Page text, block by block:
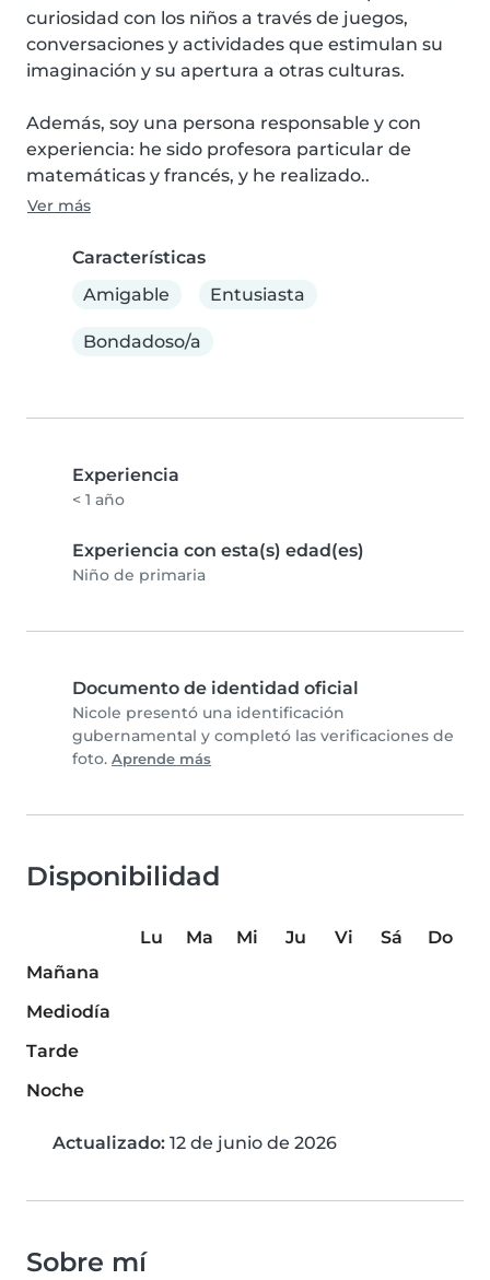
curiosidad con los niños a través de juegos,
conversaciones y actividades que estimulan su
imaginación y su apertura a otras culturas.
Además, soy una persona responsable y con
experiencia: he sido profesora particular de
matemáticas y francés, y he realizado..
Ver más
Características
Amigable
Entusiasta
Bondadoso/a
Experiencia
< 1 año
Experiencia con esta(s) edad(es)
Niño de primaria
Documento de identidad oficial
Nicole presentó una identificación
gubernamental y completó las verificaciones de
foto. Aprende más
Disponibilidad
Lu Ma Mi Ju Vi Sá
Do
Mañana
Mediodía
Tarde
Noche
Actualizado: 12 de junio de 2026
Sobre mí